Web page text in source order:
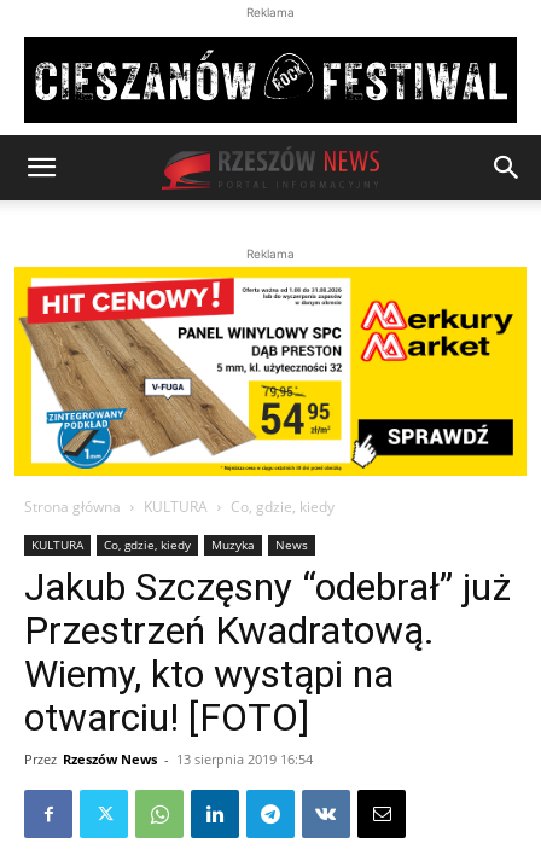
Reklama
Reklama
Strona główna KULTURA Co, gdzie, kiedy
KULTURA Co, gdzie, kiedy Muzyka News
Jakub Szczęsny “odebrał” już
Przestrzeń Kwadratową.
Wiemy, kto wystąpi na
otwarciu! [FOTO]
Przez Rzeszów News - 13 sierpnia 2019 16:54